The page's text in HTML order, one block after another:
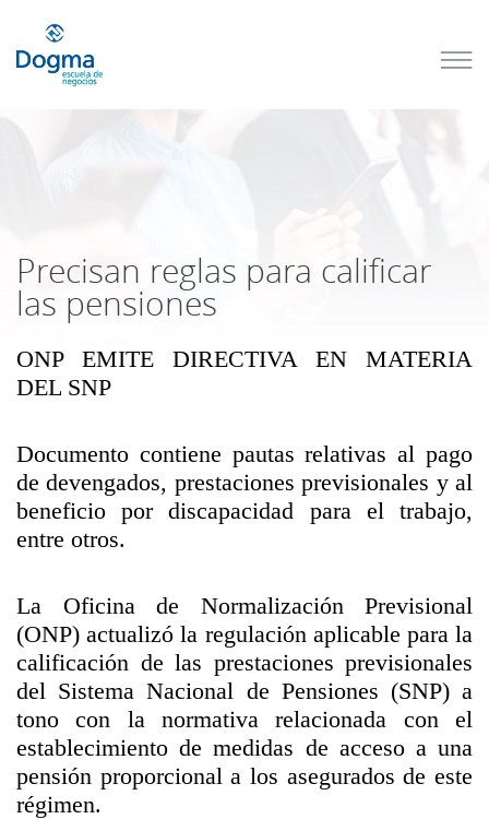
Precisan reglas para calificar
las pensiones
ONP EMITE DIRECTIVA EN MATERIA
DEL SNP
Documento contiene pautas relativas al pago
de devengados, prestaciones previsionales y al
beneficio por discapacidad para el trabajo,
entre otros.
La Oficina de Normalización Previsional
(ONP) actualizó la regulación aplicable para la
calificación de las prestaciones previsionales
del Sistema Nacional de Pensiones (SNP) a
tono con la normativa relacionada con el
establecimiento de medidas de acceso a una
pensión proporcional a los asegurados de este
régimen.
próximos
Más Cursos